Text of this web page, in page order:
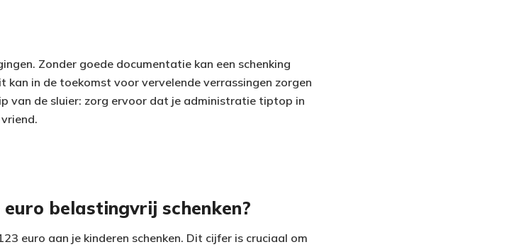
Zonder goede documentatie kan een schenking
kan in de toekomst voor vervelende verrassingen zorgen
van de sluier: zorg ervoor dat je administratie tiptop in
belastingvrij schenken?
euro aan je kinderen schenken. Dit cijfer is cruciaal om